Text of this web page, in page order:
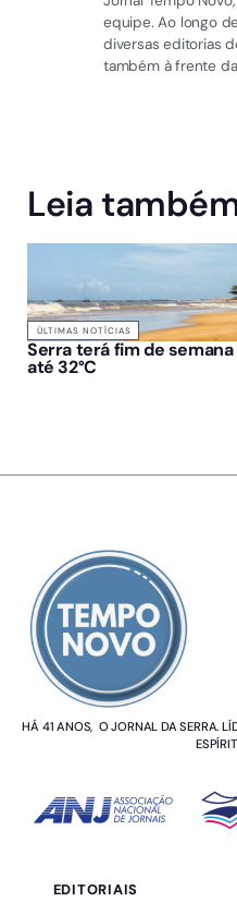
equipe. Ao longo
diversas editorias
também à frente
Leia
ÚLTIMAS NOTÍCIAS
Serra terá fim de
até 32°C
HÁ 41 ANOS, O JORNAL DA SERRA.
EDITORIAIS